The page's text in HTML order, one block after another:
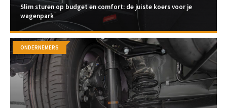
Slim sturen op budget en comfort: de juiste koers voor je
wagenpark
ONDERNEMERS